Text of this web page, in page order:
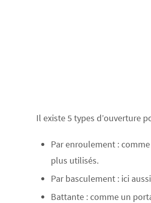
Il existe 5 types d’ouverture
Par enroulement :
plus utilisés.
Par basculement : ici
Battante : comme un